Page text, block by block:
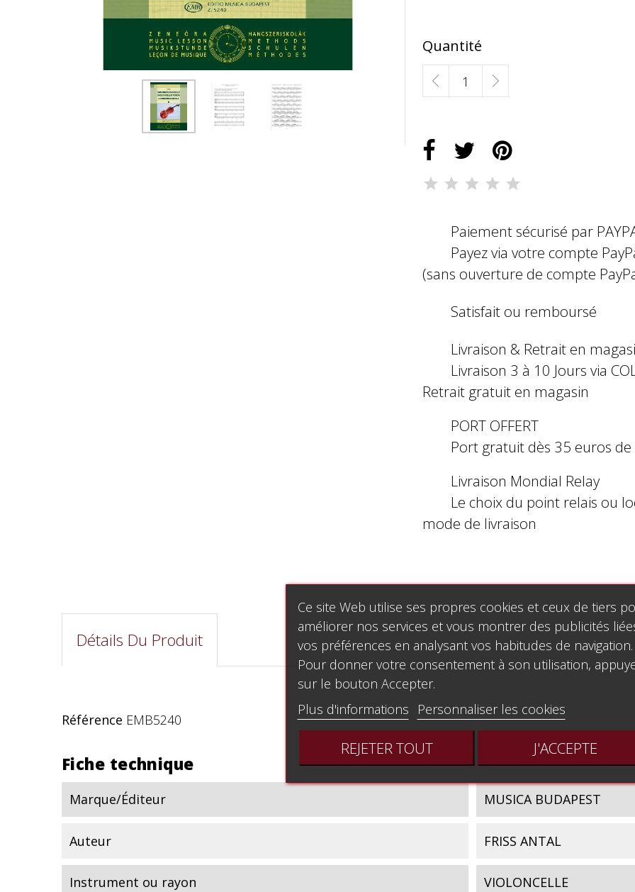
Quantité
Paiement sécurisé par
Payez via votre compte
(sans ouverture de compte
Satisfait ou remboursé
Livraison & Retrait en
Livraison 3 à 10 Jours via
Retrait gratuit en magasin
PORT OFFERT
Port gratuit dès 35 euros
Livraison Mondial Relay
Le choix du point relais ou
mode de livraison
Détails Du Produit
Référence EMB5240
Fiche technique
Marque/Éditeur MUSICA BUDAPEST
Auteur FRISS ANTAL
Instrument ou rayon VIOLONCELLE
Ce site Web utilise ses propres cookies et ceux de tiers
améliorer nos services et vous montrer des publicités
vos préférences en analysant vos habitudes de navigation.
Pour donner votre consentement à son utilisation,
sur le bouton Accepter.
Plus d'informations
Personnaliser les cookies
REJETER TOUT J'ACCEPTE